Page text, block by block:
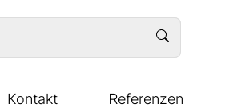
Kontakt Referenzen